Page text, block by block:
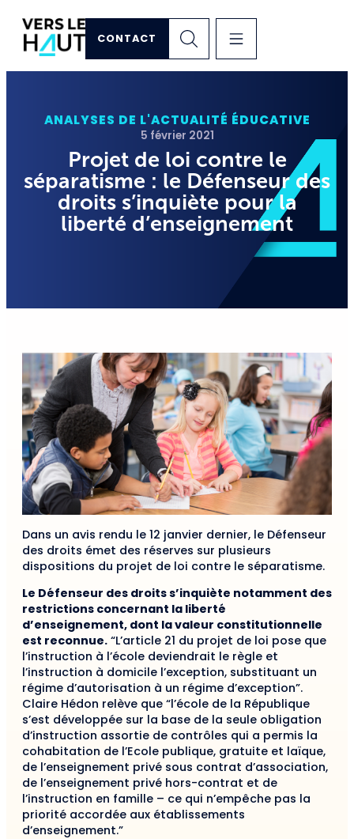
CONTACT
ANALYSES DE L'ACTUALITÉ ÉDUCATIVE
5 février 2021
Projet de loi contre le
séparatisme : le Défenseur des
droits s’inquiète pour la
liberté d’enseignement
Dans un avis rendu le 12 janvier dernier, le Défenseur
des droits émet des réserves sur plusieurs
dispositions du projet de loi contre le séparatisme.
Le Défenseur des droits s’inquiète notamment des
restrictions concernant la liberté
d’enseignement, dont la valeur constitutionnelle
est reconnue. “L’article 21 du projet de loi pose que
l’instruction à l’école deviendrait le règle et
l’instruction à domicile l’exception, substituant un
régime d’autorisation à un régime d’exception”.
Claire Hédon relève que “l’école de la République
s’est développée sur la base de la seule obligation
d’instruction assortie de contrôles qui a permis la
cohabitation de l’Ecole publique, gratuite et laïque,
de l’enseignement privé sous contrat d’association,
de l’enseignement privé hors-contrat et de
l’instruction en famille – ce qui n’empêche pas la
priorité accordée aux établissements
d’enseignement.”